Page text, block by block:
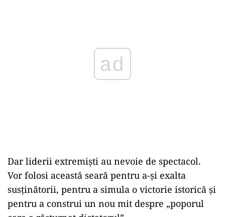
ad
Dar liderii extremiști au nevoie de spectacol.
Vor folosi această seară pentru a-și exalta
susținătorii, pentru a simula o victorie istorică și
pentru a construi un nou mit despre „poporul